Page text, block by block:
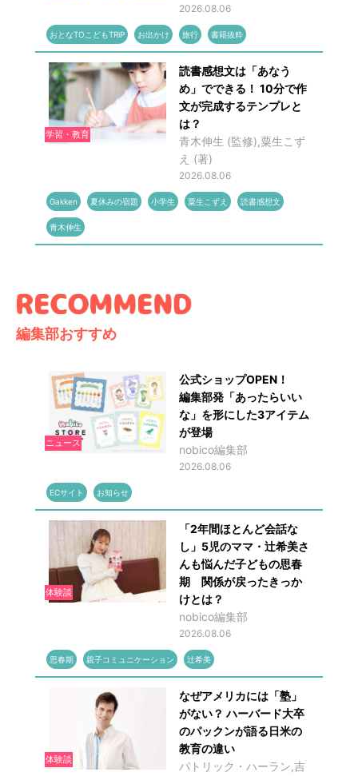
2026.08.06
おとなTOこどもTRiP お出かけ 旅行 書籍抜粋
学習・教育
読書感想文は「あなう
め」でできる！ 10分で作
文が完成するテンプレと
は？
青木伸生 (監修),粟生こず
え (著)
2026.08.06
Gakken 夏休みの宿題 小学生 粟生こずえ 読書感想文
青木伸生
編集部おすすめ
ニュース
公式ショップOPEN！
編集部発「あったらいい
な」を形にした3アイテム
が登場
nobico編集部
2026.08.06
ECサイト お知らせ
体験談
「2年間ほとんど会話な
し」5児のママ・辻希美さ
んも悩んだ子どもの思春
期 関係が戻ったきっか
けとは？
nobico編集部
2026.08.06
思春期 親子コミュニケーション 辻希美
体験談
なぜアメリカには「塾」
がない？ ハーバード大卒
のパックンが語る日米の
教育の違い
パトリック・ハーラン,吉